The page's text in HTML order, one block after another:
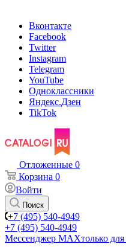
Вконтакте
Facebook
Twitter
Instagram
Telegram
YouTube
Одноклассники
Яндекс.Дзен
TikTok
Отложенные 0
Корзина 0
Войти
Поиск
+7 (495) 540-4949
+7 (495) 540-4949
Мессенджер МАХтолько